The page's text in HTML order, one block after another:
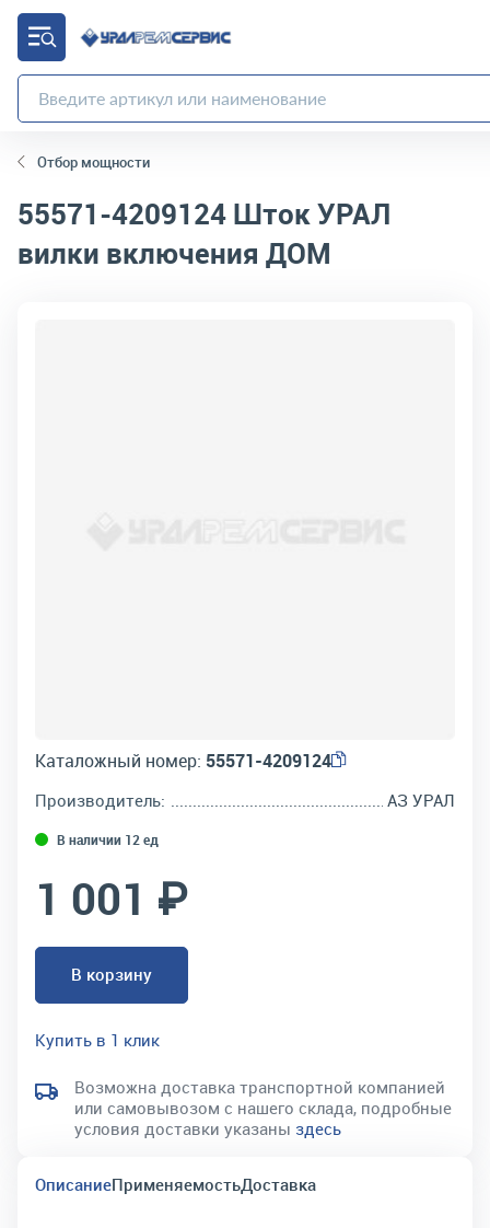
Отбор мощности
55571-4209124Шток УРАЛ
вилки включения ДОМ
Каталожный номер: 55571-4209124
Производитель: АЗ УРАЛ
В наличии 12 ед
1 001 ₽
В корзину
Купить в 1 клик
Возможна доставка транспортной компанией
или самовывозом с нашего склада, подробные
условия доставки указаны здесь
ОписаниеПрименяемостьДоставка